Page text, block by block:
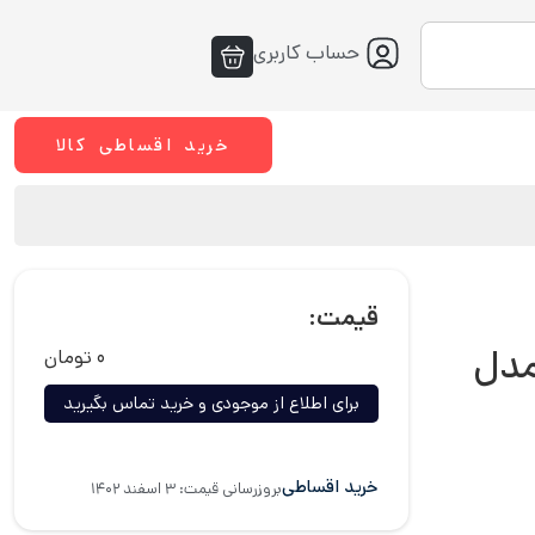
حساب کاربری
خرید اقساطی کالا
قیمت:
۰ تومان
برای اطلاع از موجودی و خرید تماس بگیرید
خرید اقساطیبروزرسانی قیمت: ۳ اسفند ۱۴۰۲